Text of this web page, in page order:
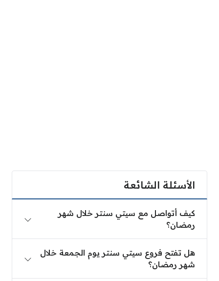
الأسئلة الشائعة
كيف أتواصل مع سيتي سنتر خلال شهر
رمضان؟
هل تفتح فروع سيتي سنتر يوم الجمعة خلال
شهر رمضان؟